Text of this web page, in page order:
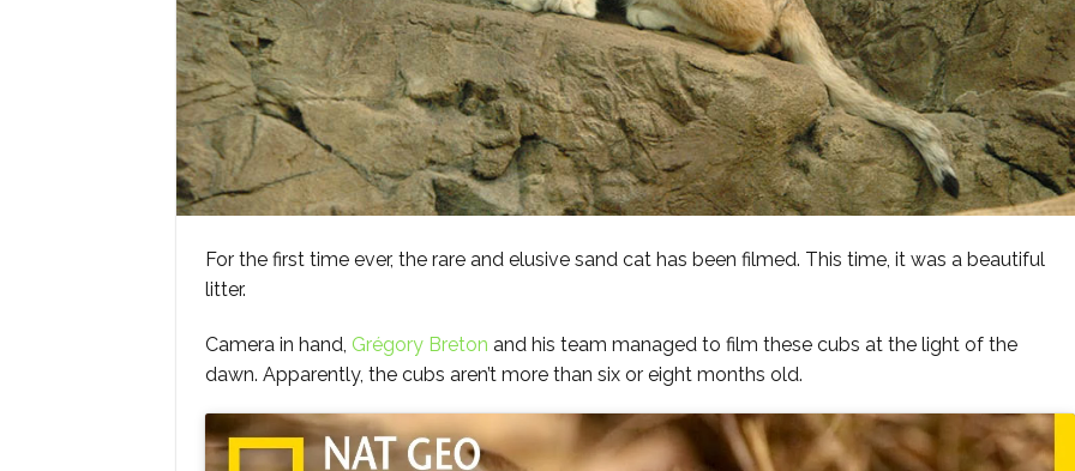
For the first time ever, the rare and elusive sand cat has been filmed. This time, it was a beautiful
litter.
Camera in hand, Grégory Breton and his team managed to film these cubs at the light of the
dawn. Apparently, the cubs aren’t more than six or eight months old.